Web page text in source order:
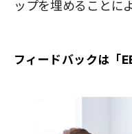
ップを埋めることに
フィードバックは「